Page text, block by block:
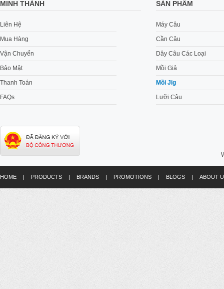
MINH THÀNH
Liên Hệ
Mua Hàng
Vận Chuyển
Bảo Mật
Thanh Toán
FAQs
SẢN PHẨM
Máy Câu
Cần Câu
Dây Câu Các Loại
Mồi Giả
Mồi Jig
Lưỡi Câu
HOME | PRODUCTS | BRANDS | PROMOTIONS | BLOGS | ABOUT